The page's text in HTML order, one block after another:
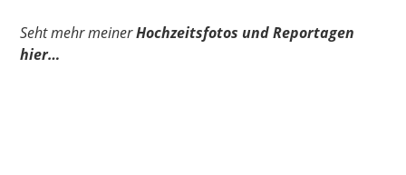
Seht mehr meinerHochzeitsfotos und Reportagen
hier…